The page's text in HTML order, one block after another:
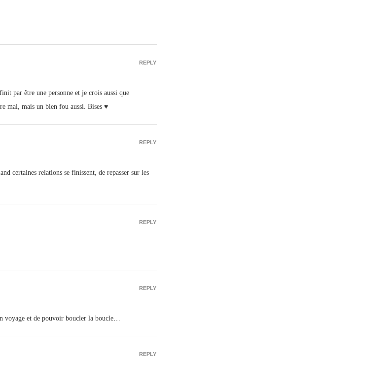
par être une personne et je crois aussi que
mal, mais un bien fou aussi. Bises ♥
REPLY
certaines relations se finissent, de repasser sur les
REPLY
REPLY
voyage et de pouvoir boucler la boucle…
REPLY
REPLY